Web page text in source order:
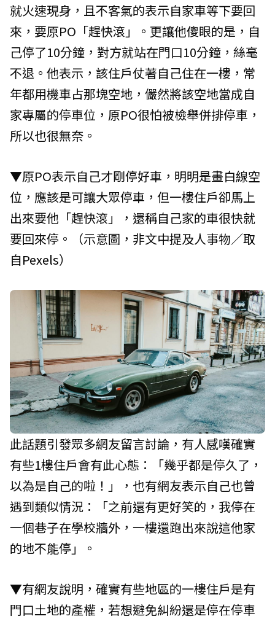
就火速現身，且不客氣的表示自家車等下要回
來，要原PO「趕快滾」。更讓他傻眼的是，自
己停了10分鐘，對方就站在門口10分鐘，絲毫
不退。他表示，該住戶仗著自己住在一樓，常
年都用機車占那塊空地，儼然將該空地當成自
家專屬的停車位，原PO很怕被檢舉併排停車，
所以也很無奈。
▼原PO表示自己才剛停好車，明明是畫白線空
位，應該是可讓大眾停車，但一樓住戶卻馬上
出來要他「趕快滾」，還稱自己家的車很快就
要回來停。（示意圖，非文中提及人事物／取
自Pexels）
此話題引發眾多網友留言討論，有人感嘆確實
有些1樓住戶會有此心態：「幾乎都是停久了，
以為是自己的啦！」，也有網友表示自己也曾
遇到類似情況：「之前還有更好笑的，我停在
一個巷子在學校牆外，一樓還跑出來說這他家
的地不能停」。
▼有網友說明，確實有些地區的一樓住戶是有
門口土地的產權，若想避免糾紛還是停在停車